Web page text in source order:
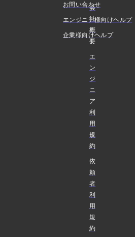
会
社
概
要
エ
ン
ジ
ニ
ア
利
用
規
約
依
頼
者
利
用
規
約
お問い合わせ
エンジニア様向けヘルプ
企業様向けヘルプ